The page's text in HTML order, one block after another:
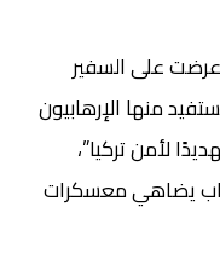
“عرضت على السفير
منها الإرهابيون
لأمن تركيا”،
يضاهي معسكرات